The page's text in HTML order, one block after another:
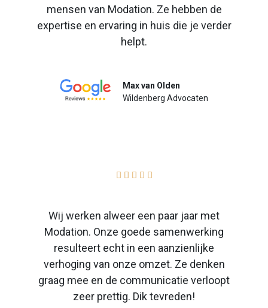
mensen van Modation. Ze hebben de
expertise en ervaring in huis die je verder
helpt.
Max van Olden
Wildenberg Advocaten
    
Wij werken alweer een paar jaar met
Modation. Onze goede samenwerking
resulteert echt in een aanzienlijke
verhoging van onze omzet. Ze denken
graag mee en de communicatie verloopt
zeer prettig. Dik tevreden!